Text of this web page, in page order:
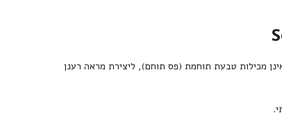
בסדרה זו אינן מכילות טבעת תוחמת (פס תוחם), ליצירת מראה רענן
חדשים